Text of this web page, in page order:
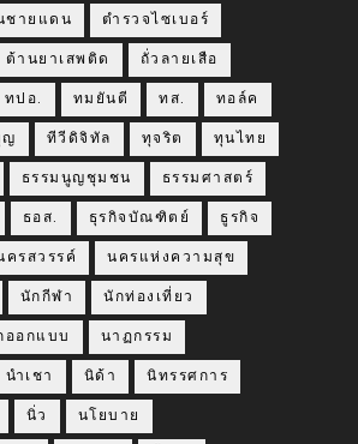
ชายแดน ตำรวจไซเบอร์
ต้านยาเสพติด ถั่วลายเสือ
ทปอ. ทมยันตี ทส. ทอล์ค
ญ ทีวีดิจิทัล ทุจริต ทุนไทย
ธรรมนูญชุมชน ธรรมศาสตร์
ธอส. ธุรกิจบัณฑิตย์ ธูรกิจ
ครสวรรค์ นครแห่งความสุข
นักกีฬา นักท่องเที่ยว
ออกแบบ นาฏกรรม
นำเชา นิด้า นิทรรศการ
นิ่ว นโยบาย